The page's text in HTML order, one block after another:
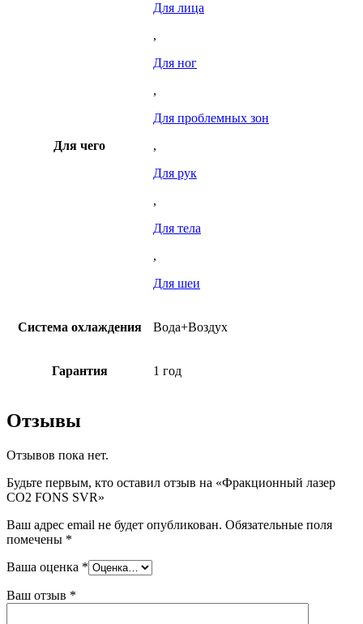
Для чего
Для лица
,
Для ног
,
Для проблемных зон
,
Для рук
,
Для тела
,
Для шеи
Система охлаждения Вода+Воздух
Гарантия 1 год
Отзывы
Отзывов пока нет.
Будьте первым, кто оставил отзыв на «Фракционный лазер
CO2 FONS SVR»
Ваш адрес email не будет опубликован. Обязательные поля
помечены *
Ваша оценка *
Ваш отзыв *